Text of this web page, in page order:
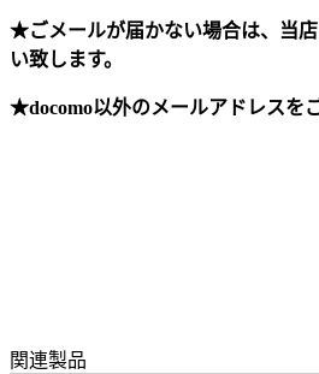
★ごメールが届かない場合は、当
い致します。
★docomo以外のメールアドレスを
関連製品